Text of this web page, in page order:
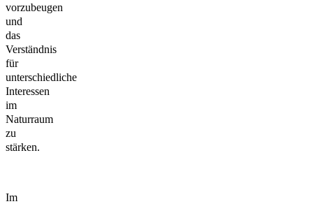
vorzubeugen
und
das
Verständnis
für
unterschiedliche
Interessen
im
Naturraum
zu
stärken.
Im